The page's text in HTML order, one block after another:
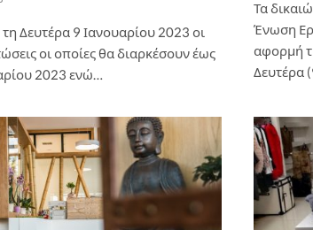
τη Δευτέρα 9 Ιανουαρίου 2023 οι
οι οποίες θα διαρκέσουν έως
2023 ενώ…
Τα
Ένωση
αφορμή
Δευτέρα